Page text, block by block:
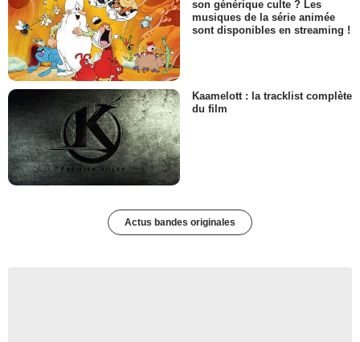
son générique culte ? Les
musiques de la série animée
sont disponibles en streaming !
Kaamelott : la tracklist complète
du film
Actus bandes originales